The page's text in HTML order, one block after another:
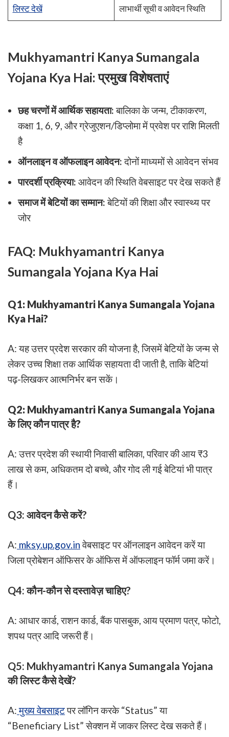
लिस्ट देखें लाभार्थी सूची व आवेदन स्थिति
Mukhyamantri Kanya Sumangala
Yojana Kya Hai: प्रमुख विशेषताएं
छह चरणों में आर्थिक सहायता:बालिका के जन्म, टीकाकरण,
कक्षा 1, 6, 9, और ग्रेजुएशन/डिप्लोमा में प्रवेश पर राशि मिलती
है
ऑनलाइन व ऑफलाइन आवेदन:दोनों माध्यमों से आवेदन संभव
पारदर्शी प्रक्रिया: आवेदन की स्थिति वेबसाइट पर देख सकते हैं
समाज में बेटियों का सम्मान:बेटियों की शिक्षा और स्वास्थ्य पर
जोर
FAQ: Mukhyamantri Kanya
Sumangala Yojana Kya Hai
Q1: Mukhyamantri Kanya Sumangala Yojana
Kya Hai?
A: यह उत्तर प्रदेश सरकार की योजना है, जिसमें बेटियों के जन्म से
लेकर उच्च शिक्षा तक आर्थिक सहायता दी जाती है, ताकि बेटियां
पढ़-लिखकर आत्मनिर्भर बन सकें।
Q2: Mukhyamantri Kanya Sumangala Yojana
के लिए कौन पात्र है?
A: उत्तर प्रदेश की स्थायी निवासी बालिका, परिवार की आय ₹3
लाख से कम, अधिकतम दो बच्चे, और गोद ली गई बेटियां भी पात्र
हैं।
Q3: आवेदन कैसे करें?
A: mksy.up.gov.inवेबसाइट पर ऑनलाइन आवेदन करें या
जिला प्रोबेशन ऑफिसर के ऑफिस में ऑफलाइन फॉर्म जमा करें।
Q4: कौन-कौन से दस्तावेज़ चाहिए?
A: आधार कार्ड, राशन कार्ड, बैंक पासबुक, आय प्रमाण पत्र, फोटो,
शपथ पत्र आदि जरूरी हैं।
Q5: Mukhyamantri Kanya Sumangala Yojana
की लिस्ट कैसे देखें?
A:मुख्य वेबसाइटपर लॉगिन करके “Status” या
“Beneficiary List” सेक्शन में जाकर लिस्ट देख सकते हैं।